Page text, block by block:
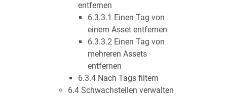
entfernen
6.3.3.1 Einen Tag von
einem Asset entfernen
6.3.3.2 Einen Tag von
mehreren Assets
entfernen
6.3.4 Nach Tags filtern
6.4 Schwachstellen verwalten